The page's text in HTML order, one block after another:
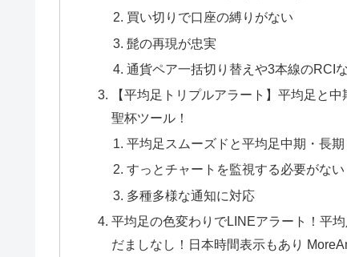
買い切りで口座の縛りがない
髭の再現が忠実
通貨ペア一括切り替えや3本線のRCI
【平均足トリプルアラート】平均足と
聖杯ツール！
平均足スムーズドと平均足中期・長
すっとチャートを監視する必要がない
多種多様な通知に対応
平均足の色変わりでLINEアラート！平
だましなし！日本時間表示もあり